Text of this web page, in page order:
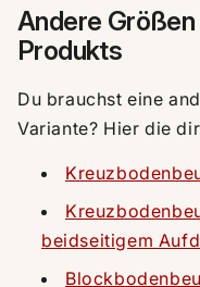
Andere
Produkts
Du brauchst eine
Variante? Hier die
beidseitigem